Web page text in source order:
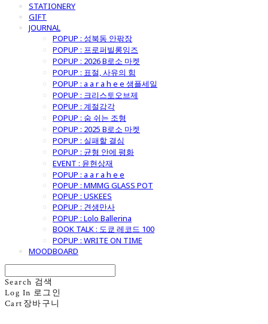
STATIONERY
GIFT
JOURNAL
POPUP : 성북동 안팎장
POPUP : 프로퍼빌롱잉즈
POPUP : 2026 B로소 마켓
POPUP : 표절, 사유의 힘
POPUP : a a r a h e e 샘플세일
POPUP : 크리스토오브제
POPUP : 계절감각
POPUP : 숨 쉬는 조형
POPUP : 2025 B로소 마켓
POPUP : 실패할 결심
POPUP : 균형 안에 평화
EVENT : 윤현상재
POPUP : a a r a h e e
POPUP : MMMG GLASS POT
POPUP : USKEES
POPUP : 견생만사
POPUP : Lolo Ballerina
BOOK TALK : 도쿄 레코드 100
POPUP : WRITE ON TIME
MOODBOARD
Search 검색
Log In 로그인
Cart 장바구니